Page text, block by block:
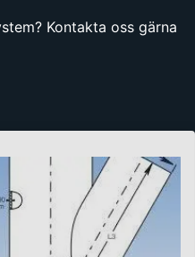
Kontakta oss gärna